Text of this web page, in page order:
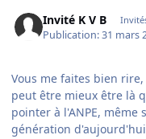
Invité K V B
Publication:31 mars
Vous me faites bien
peut être mieux être là
pointer à l'ANPE, même
génération